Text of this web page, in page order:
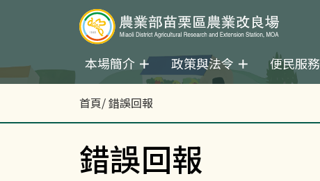
本場簡介 政策與法令 便民服務
首頁/ 錯誤回報
錯誤回報